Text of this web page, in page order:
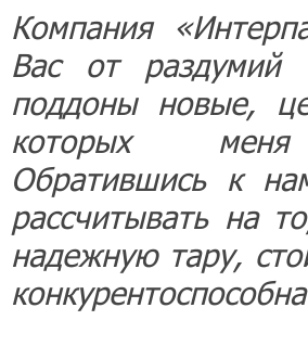
Компания
Вас от
поддоны новые,
которых меня
Обратившись к
рассчитывать на
надежную тару,